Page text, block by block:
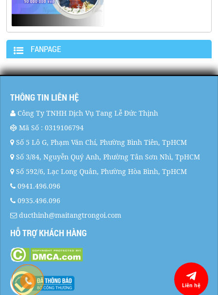
FANPAGE
THÔNG TIN LIÊN HỆ
Công Ty TNHH Dịch Vụ Tang Lễ Đức Thịnh
Mã Số : 0319106794
Số 5 Lô G, Phạm Văn Chí, Phường Bình Tiên, TpHCM
Số 3/84, Nguyễn Quý Anh, Phường Tân Sơn Nhì, TpHCM
Số 592/6, Lạc Long Quân, Phường Hòa Bình, TpHCM
0941.496.096
0935.496.096
ducthinh@maitangtrongoi.com
HỖ TRỢ KHÁCH HÀNG
Liên hệ